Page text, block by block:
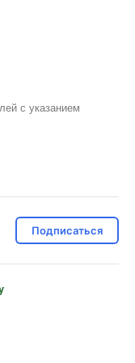
с указанием
Подписаться